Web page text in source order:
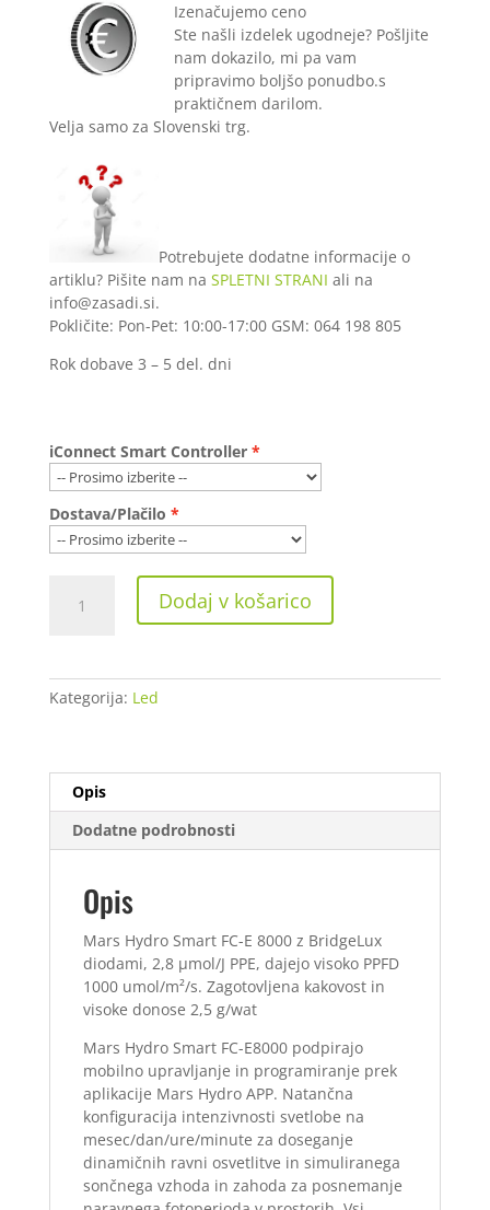
Izenačujemo ceno
Ste našli izdelek ugodneje? Pošljite
nam dokazilo, mi pa vam
pripravimo boljšo ponudbo.s
praktičnem darilom.
Velja samo za Slovenski trg.
Potrebujete dodatne informacije o
artiklu? Pišite nam na SPLETNI STRANI ali na
info@zasadi.si.
Pokličite: Pon-Pet: 10:00-17:00 GSM: 064 198 805
Rok dobave 3 – 5 del. dni
iConnect Smart Controller
Dostava/Plačilo
Hydro
E
8000
Grow
Light
količina
Dodaj v košarico
Kategorija: Led
Opis
Dodatne podrobnosti
Opis
Mars Hydro Smart FC-E 8000 z BridgeLux
diodami, 2,8 µmol/J PPE, dajejo visoko PPFD
1000 umol/m²/s. Zagotovljena kakovost in
visoke donose 2,5 g/wat
Mars Hydro Smart FC-E8000 podpirajo
mobilno upravljanje in programiranje prek
aplikacije Mars Hydro APP. Natančna
konfiguracija intenzivnosti svetlobe na
mesec/dan/ure/minute za doseganje
dinamičnih ravni osvetlitve in simuliranega
sončnega vzhoda in zahoda za posnemanje